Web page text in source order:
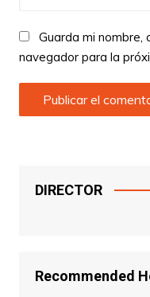
Guarda mi nombre,
navegador para la
DIRECTOR
Recommended